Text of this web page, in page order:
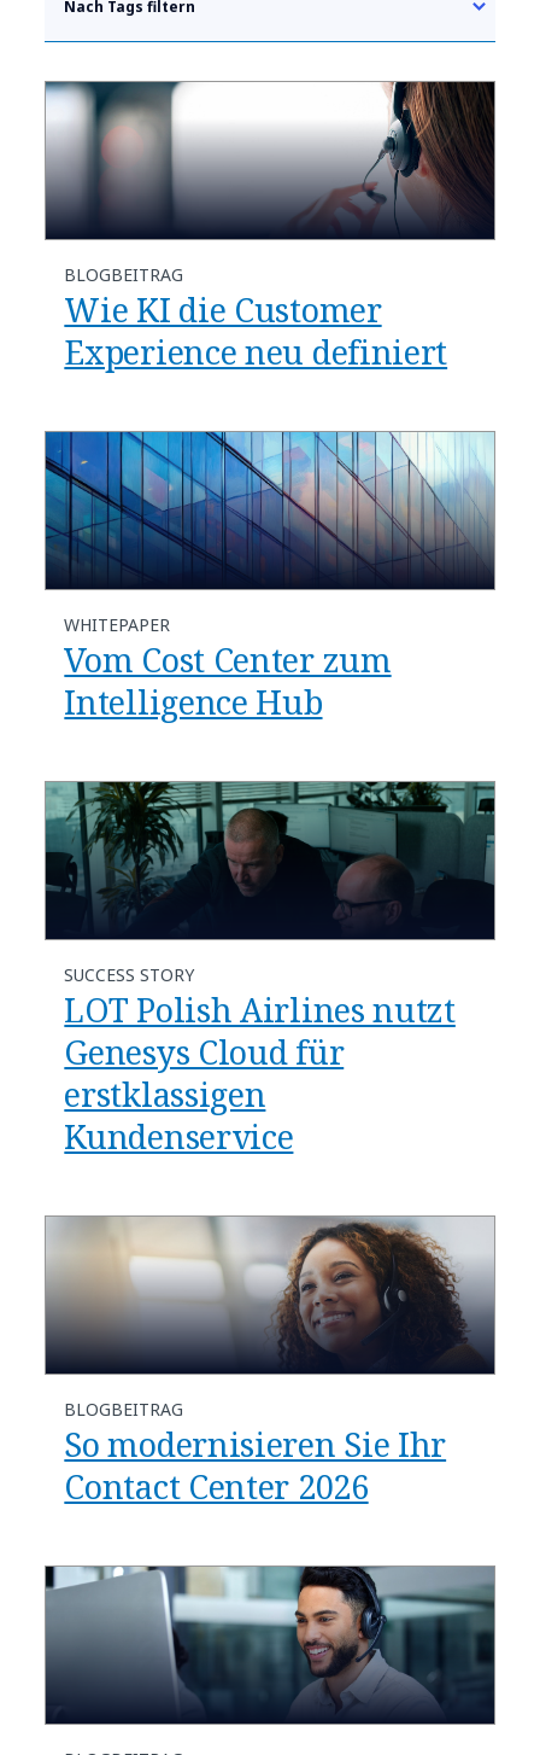
Nach Tags filtern
BLOGBEITRAG
​​Wie KI die Customer
Experience neu definiert​
WHITEPAPER
Vom Cost Center zum
Intelligence Hub
SUCCESS STORY
LOT Polish Airlines nutzt
Genesys Cloud für
erstklassigen
Kundenservice
BLOGBEITRAG
​​So modernisieren Sie Ihr
Contact Center 2026​